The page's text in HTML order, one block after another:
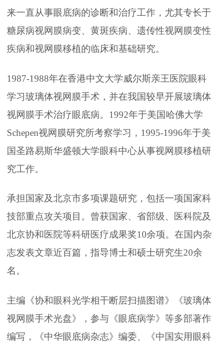
来一直从事眼底病的诊断和治疗工作，尤其专长于
糖尿病视网膜病变、黄斑疾病、遗传性视网膜变性
疾病和视网膜移植的临床和基础研究。
1987-1988年在香港中文大学威尔斯亲王医院眼科
学习玻璃体视网膜手术，并在我国较早开展玻璃体
视网膜手术治疗眼底病。1992年于美国哈佛大学
Schepen视网膜研究所考察学习，1995-1996年于美
国圣路易斯华盛顿大学眼科中心从事视网膜移植研
究工作。
承担国家及北京市多项课题研究，包括一项国家科
技部重点攻关项目。曾获国家、省部级、医科院及
北京协和医院等科研医疗成果奖10余项。在国内杂
志发表文章近百篇，指导博士和硕士研究生20余
名。
主编《协和眼科光学相干断层扫描图谱》《玻璃体
视网膜手术光盘》，参与《眼底病学》等多部著作
编写，《中华眼底病杂志》编委、《中国实用眼科